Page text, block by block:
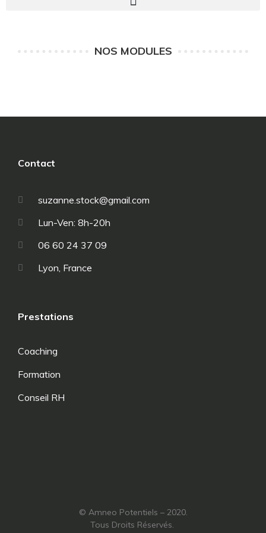
NOS MODULES
Contact
suzanne.stock@gmail.com
Lun-Ven: 8h-20h
06 60 24 37 09
Lyon, France
Prestations
Coaching
Formation
Conseil RH
© Amneo Potentiels – 2020.
Tous Droits Réservés.